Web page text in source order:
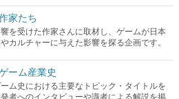
家たち
を受けた作家さんに取材し、ゲームが日本
カルチャーに与えた影響を探る企画です。
ーム産業史
ム史における主要なトピック・タイトルを
者へのインタビューや識者による解説を掲